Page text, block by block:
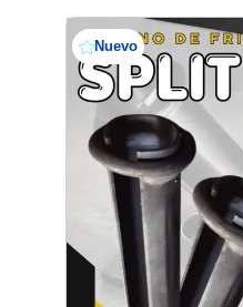
Nuevo